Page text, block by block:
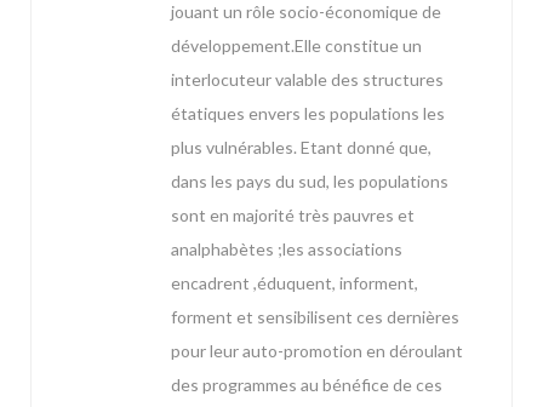
jouant un rôle socio-économique de
développement.Elle constitue un
interlocuteur valable des structures
étatiques envers les populations les
plus vulnérables. Etant donné que,
dans les pays du sud, les populations
sont en majorité très pauvres et
analphabètes ;les associations
encadrent ,éduquent, informent,
forment et sensibilisent ces dernières
pour leur auto-promotion en déroulant
des programmes au bénéfice de ces